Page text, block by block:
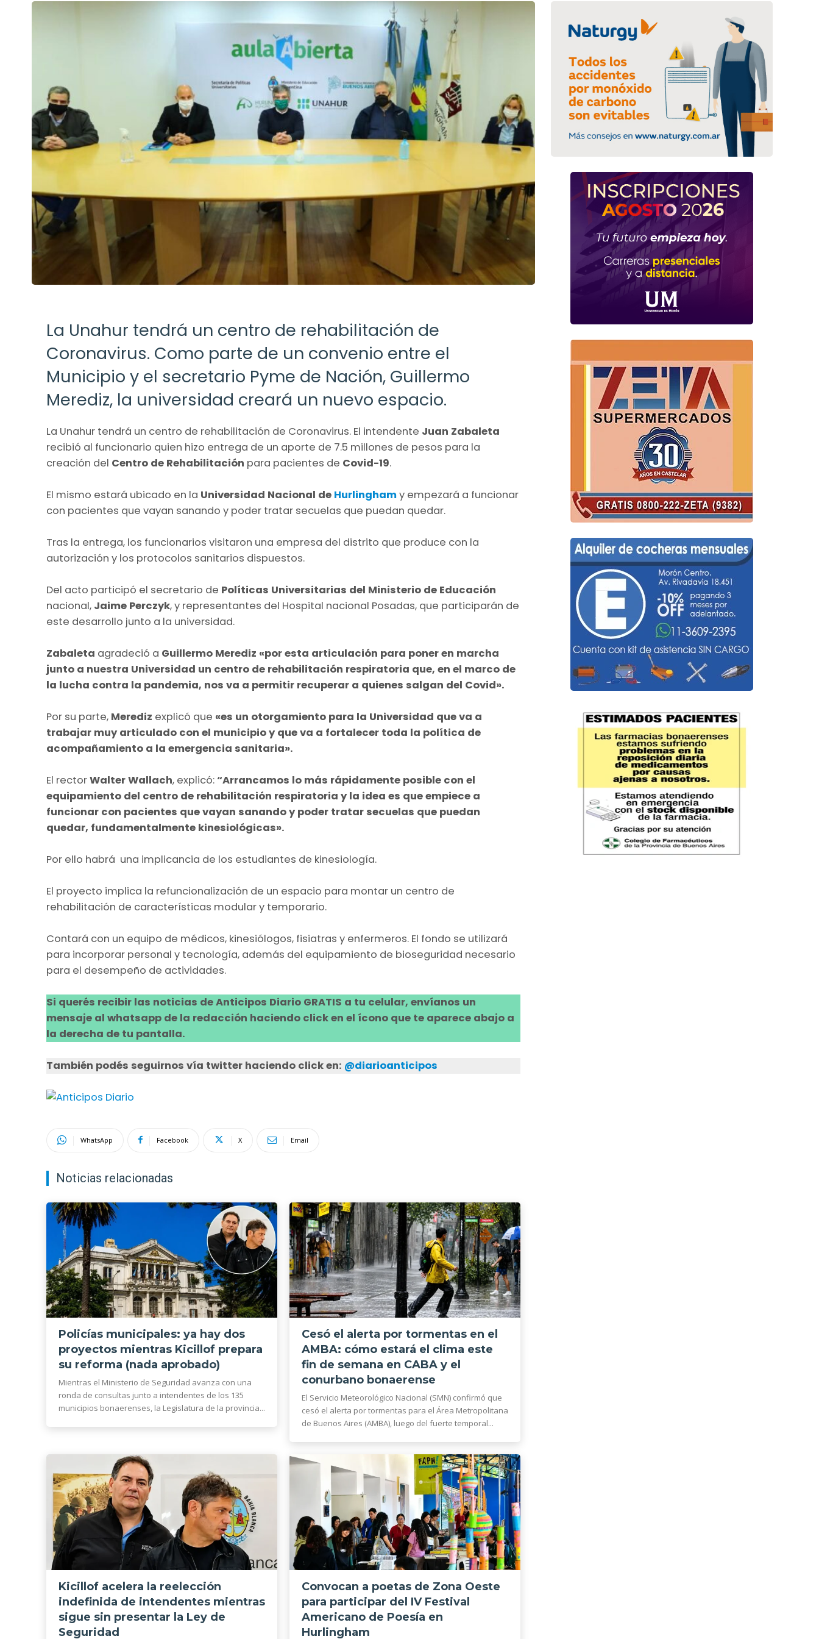
La Unahur tendrá un centro de rehabilitación de
Coronavirus. Como parte de un convenio entre el
Municipio y el secretario Pyme de Nación, Guillermo
Merediz, la universidad creará un nuevo espacio.
La Unahur tendrá un centro de rehabilitación de Coronavirus. El intendente Juan Zabaleta
recibió al funcionario quien hizo entrega de un aporte de 7.5 millones de pesos para la
creación del Centro de Rehabilitación para pacientes de Covid-19.
El mismo estará ubicado en la Universidad Nacional de Hurlinghamy empezará a funcionar
con pacientes que vayan sanando y poder tratar secuelas que puedan quedar.
Tras la entrega, los funcionarios visitaron una empresa del distrito que produce con la
autorización y los protocolos sanitarios dispuestos.
Del acto participó el secretario de Políticas Universitarias del Ministerio de Educación
nacional, Jaime Perczyk, y representantes del Hospital nacional Posadas, que participarán de
este desarrollo junto a la universidad.
Zabaleta agradeció a Guillermo Merediz «por esta articulación para poner en marcha
junto a nuestra Universidad un centro de rehabilitación respiratoria que, en el marco de
la lucha contra la pandemia, nos va a permitir recuperar a quienes salgan del Covid».
Por su parte, Merediz explicó que «es un otorgamiento para la Universidad que va a
trabajar muy articulado con el municipio y que va a fortalecer toda la política de
acompañamiento a la emergencia sanitaria».
El rectorWalter Wallach, explicó:“Arrancamos lo más rápidamente posible con el
equipamiento del centro de rehabilitación respiratoria y la idea es que empiece a
funcionar con pacientes que vayan sanando y poder tratar secuelas que puedan
quedar, fundamentalmente kinesiológicas».
Por ello habrá una implicancia de los estudiantes de kinesiología.
El proyecto implica la refuncionalización de un espacio para montar un centro de
rehabilitación de características modular y temporario.
Contará con un equipo de médicos, kinesiólogos, fisiatras y enfermeros. El fondo se utilizará
para incorporar personal y tecnología, además del equipamiento de bioseguridad necesario
para el desempeño de actividades.
Si querés recibir las noticias de Anticipos Diario GRATIS a tu celular, envíanos un
mensaje al whatsapp de la redacción haciendo click en el ícono que te aparece abajo a
la derecha de tu pantalla.
También podés seguirnos vía twitter haciendo click en: @diarioanticipos
WhatsApp Facebook X Email
Noticias relacionadas
Policías municipales: ya hay dos
proyectos mientras Kicillof prepara
su reforma (nada aprobado)
Mientras el Ministerio de Seguridad avanza con una
ronda de consultas junto a intendentes de los 135
municipios bonaerenses, la Legislatura de la provincia...
Cesó el alerta por tormentas en el
AMBA: cómo estará el clima este
fin de semana en CABA y el
conurbano bonaerense
El Servicio Meteorológico Nacional (SMN) confirmó que
cesó el alerta por tormentas para el Área Metropolitana
de Buenos Aires (AMBA), luego del fuerte temporal...
Kicillof acelera la reelección
indefinida de intendentes mientras
sigue sin presentar la Ley de
Seguridad
Convocan a poetas de Zona Oeste
para participar del IV Festival
Americano de Poesía en
Hurlingham